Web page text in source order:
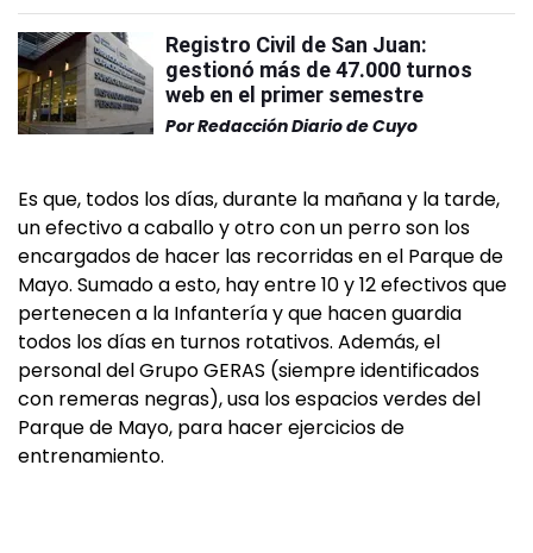
Registro Civil de San Juan:
gestionó más de 47.000 turnos
web en el primer semestre
PorRedacción Diario de Cuyo
Es que, todos los días, durante la mañana y la tarde,
un efectivo a caballo y otro con un perro son los
encargados de hacer las recorridas en el Parque de
Mayo. Sumado a esto, hay entre 10 y 12 efectivos que
pertenecen a la Infantería y que hacen guardia
todos los días en turnos rotativos. Además, el
personal del Grupo GERAS (siempre identificados
con remeras negras), usa los espacios verdes del
Parque de Mayo, para hacer ejercicios de
entrenamiento.